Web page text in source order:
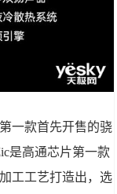
一款首先开售的骁
是高通芯片第一款
工工艺打造出，选